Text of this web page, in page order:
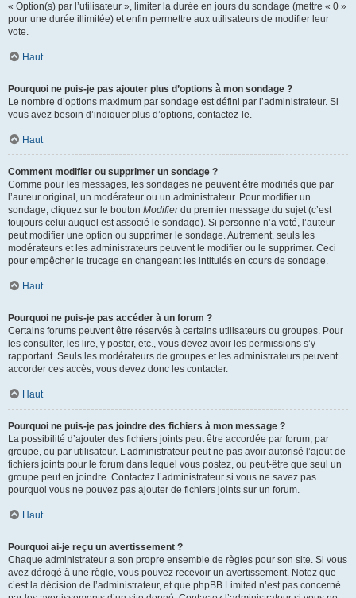
« Option(s) par l’utilisateur », limiter la durée en jours du sondage (mettre « 0 »
pour une durée illimitée) et enfin permettre aux utilisateurs de modifier leur
vote.
Haut
Pourquoi ne puis-je pas ajouter plus d’options à mon sondage ?
Le nombre d’options maximum par sondage est défini par l’administrateur. Si
vous avez besoin d’indiquer plus d’options, contactez-le.
Haut
Comment modifier ou supprimer un sondage ?
Comme pour les messages, les sondages ne peuvent être modifiés que par
l’auteur original, un modérateur ou un administrateur. Pour modifier un
sondage, cliquez sur le bouton Modifierdu premier message du sujet (c’est
toujours celui auquel est associé le sondage). Si personne n’a voté, l’auteur
peut modifier une option ou supprimer le sondage. Autrement, seuls les
modérateurs et les administrateurs peuvent le modifier ou le supprimer. Ceci
pour empêcher le trucage en changeant les intitulés en cours de sondage.
Haut
Pourquoi ne puis-je pas accéder à un forum ?
Certains forums peuvent être réservés à certains utilisateurs ou groupes. Pour
les consulter, les lire, y poster, etc., vous devez avoir les permissions s’y
rapportant. Seuls les modérateurs de groupes et les administrateurs peuvent
accorder ces accès, vous devez donc les contacter.
Haut
Pourquoi ne puis-je pas joindre des fichiers à mon message ?
La possibilité d’ajouter des fichiers joints peut être accordée par forum, par
groupe, ou par utilisateur. L’administrateur peut ne pas avoir autorisé l’ajout de
fichiers joints pour le forum dans lequel vous postez, ou peut-être que seul un
groupe peut en joindre. Contactez l’administrateur si vous ne savez pas
pourquoi vous ne pouvez pas ajouter de fichiers joints sur un forum.
Haut
Pourquoi ai-je reçu un avertissement ?
Chaque administrateur a son propre ensemble de règles pour son site. Si vous
avez dérogé à une règle, vous pouvez recevoir un avertissement. Notez que
c’est la décision de l’administrateur, et que phpBB Limited n’est pas concerné